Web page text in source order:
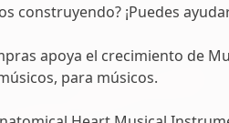
construyendo? ¡Puedes
apoya el crecimiento de
para músicos.